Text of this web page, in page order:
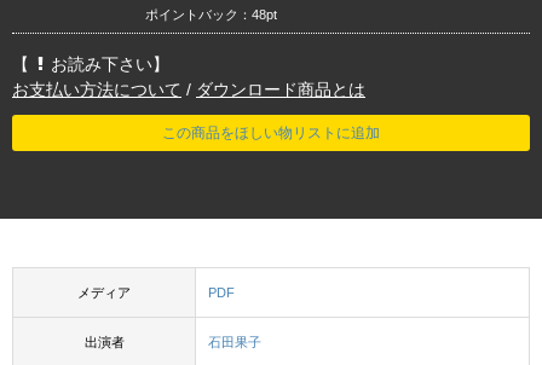
ポイントバック：48pt
【
お読み下さい】
お支払い方法について / ダウンロード商品とは
この商品をほしい物リストに追加
メディア PDF
出演者 石田果子